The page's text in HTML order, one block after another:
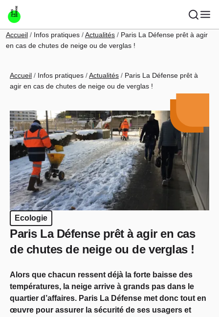
Aller au contenu principal
Fil d'Ariane
Accueil Infos pratiques Actualités
Paris La Défense prêt à agir
en cas de chutes de neige ou de verglas !
Fil d'Ariane
Accueil Infos pratiques Actualités
Paris La Défense prêt à
agir en cas de chutes de neige ou de verglas !
Ecologie
Paris La Défense prêt à agir en cas
de chutes de neige ou de verglas !
Alors que chacun ressent déjà la forte baisse des
températures, la neige arrive à grands pas dans le
quartier d’affaires. Paris La Défense met donc tout en
œuvre pour assurer la sécurité de ses usagers et